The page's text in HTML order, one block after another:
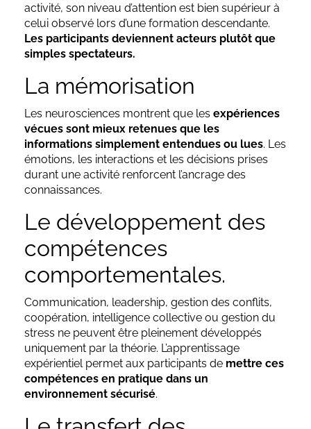
activité, son niveau d’attention est bien supérieur à
celui observé lors d’une formation descendante.
Les participants deviennent acteurs plutôt que
simples spectateurs.
La mémorisation
Les neurosciences montrent que les expériences
vécues sont mieux retenues que les
informations simplement entendues ou lues. Les
émotions, les interactions et les décisions prises
durant une activité renforcent l’ancrage des
connaissances.
Le développement des
compétences
comportementales.
Communication, leadership, gestion des conflits,
coopération, intelligence collective ou gestion du
stress ne peuvent être pleinement développés
uniquement par la théorie. L’apprentissage
expérientiel permet aux participants de mettre ces
compétences en pratique dans un
environnement sécurisé.